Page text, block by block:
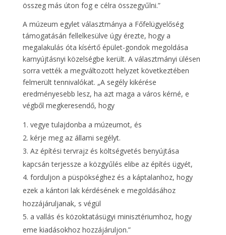
összeg más úton fog e célra összegyűlni.”
A múzeum egylet választmánya a Főfelügyelőség
támogatásán fellelkesülve úgy érezte, hogy a
megalakulás óta kísértő épület-gondok megoldása
karnyújtásnyi közelségbe került. A választmányi ülésen
sorra vették a megváltozott helyzet következtében
felmerült tennivalókat. „A segély kikérése
eredményesebb lesz, ha azt maga a város kérné, e
végből megkeresendő, hogy
vegye tulajdonba a múzeumot, és
kérje meg az állami segélyt.
Az építési tervrajz és költségvetés benyújtása
kapcsán terjessze a közgyűlés elibe az építés ügyét,
forduljon a püspökséghez és a káptalanhoz, hogy
ezek a kántori lak kérdésének e megoldásához
hozzájáruljanak, s végül
a vallás és közoktatásügyi minisztériumhoz, hogy
eme kiadásokhoz hozzájáruljon.”